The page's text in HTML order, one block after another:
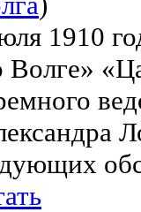
1910
Волге»